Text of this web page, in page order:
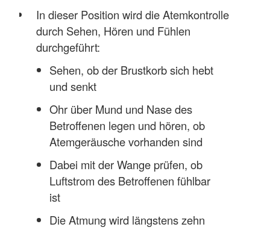
In dieser Position wird die Atemkontrolle
durch Sehen, Hören und Fühlen
durchgeführt:
Sehen, ob der Brustkorb sich hebt
und senkt
Ohr über Mund und Nase des
Betroffenen legen und hören, ob
Atemgeräusche vorhanden sind
Dabei mit der Wange prüfen, ob
Luftstrom des Betroffenen fühlbar
ist
Die Atmung wird längstens zehn